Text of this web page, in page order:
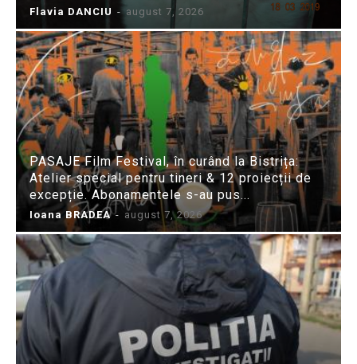
Flavia DANCIU - august 7, 2026
PASAJE Film Festival, în curând la Bistrița:
Atelier special pentru tineri & 12 proiecții de
excepție. Abonamentele s-au pus...
Ioana BRADEA - august 7, 2026